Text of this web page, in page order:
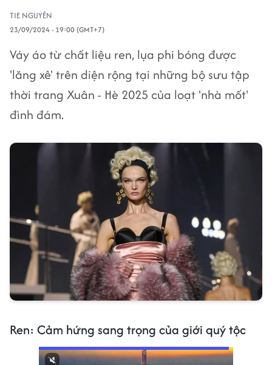
TIE NGUYÊN
23/09/2024 - 19:00 (GMT+7)
Váy áo từ chất liệu ren, lụa phi bóng được
'lăng xê' trên diện rộng tại những bộ sưu tập
thời trang Xuân - Hè 2025 của loạt 'nhà mốt'
đình đám.
Ren: Cảm hứng sang trọng của giới quý tộc